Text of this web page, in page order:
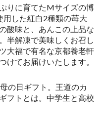
りに育てたMサイズの博
した紅白2種類の苺大
酸味と、あんこの上品な
半解凍で美味しくお召し
大福で有名な京都養老軒
けてお届けいたします。
の日ギフト。王道のカ
フトとは。中学生と高校